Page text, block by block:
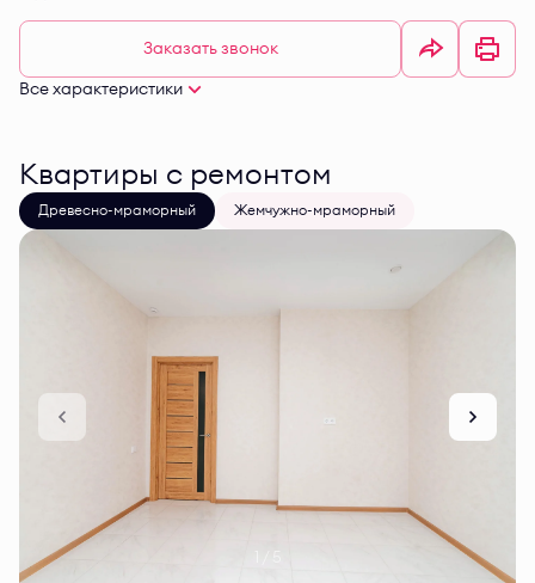
Заказать звонок
Все характеристики
Квартиры с ремонтом
Древесно-мраморный Жемчужно-мраморный